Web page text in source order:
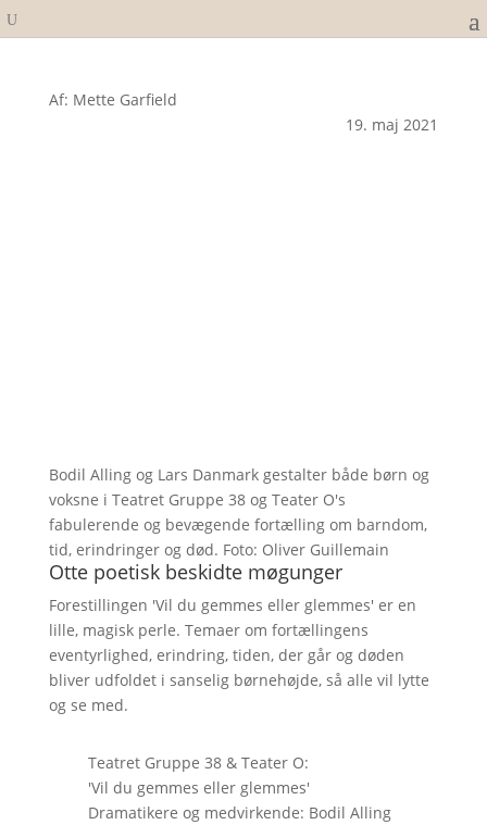
Af: Mette Garfield
19. maj 2021
Bodil Alling og Lars Danmark gestalter både børn og
voksne i Teatret Gruppe 38 og Teater O's
fabulerende og bevægende fortælling om barndom,
tid, erindringer og død. Foto: Oliver Guillemain
Otte poetisk beskidte møgunger
Forestillingen 'Vil du gemmes eller glemmes' er en
lille, magisk perle. Temaer om fortællingens
eventyrlighed, erindring, tiden, der går og døden
bliver udfoldet i sanselig børnehøjde, så alle vil lytte
og se med.
Teatret Gruppe 38 & Teater O:
'Vil du gemmes eller glemmes'
Dramatikere og medvirkende: Bodil Alling